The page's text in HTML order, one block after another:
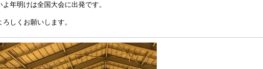
よ年明けは全国大会に出発です。
ろしくお願いします。